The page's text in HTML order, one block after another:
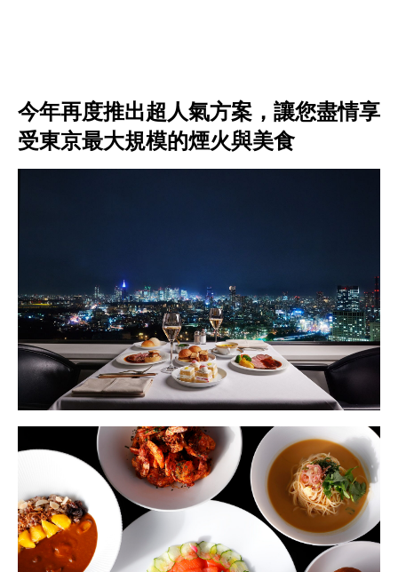
今年再度推出超人氣方案，讓您盡情享
受東京最大規模的煙火與美食